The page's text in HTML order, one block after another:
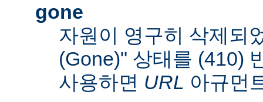
gone
자원이 영구히 삭제되
(Gone)" 상태를 (410)
사용하면 URL 아규먼